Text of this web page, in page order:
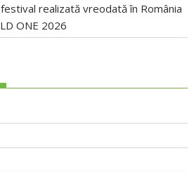
realizată vreodată în România
ONE 2026